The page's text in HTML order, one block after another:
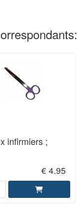
infirmiers ;
€ 4.95